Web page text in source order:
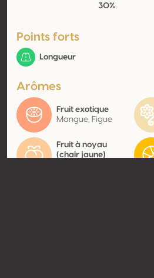
30%
Points forts
Longueur
Arômes
Fruit exotique
Mangue, Figue
Fruit à noyau
(chair jaune)